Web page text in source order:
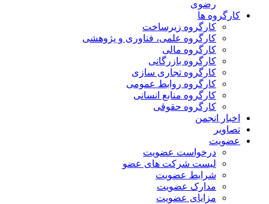
رضوی
کارگروه ها
کارگروه زیرساخت
کارگروه علمی، فناوری و پژوهشی
کارگروه مالی
کارگروه بازرگانی
کارگروه تجاری سازی
کارگروه روابط عمومی
کارگروه منابع انسانی
کارگروه حقوقی
اخبار انجمن
تصاویر
عضویت
درخواست عضویت
لیست شرکت های عضو
شرایط عضویت
مدارک عضویت
مزایای عضویت